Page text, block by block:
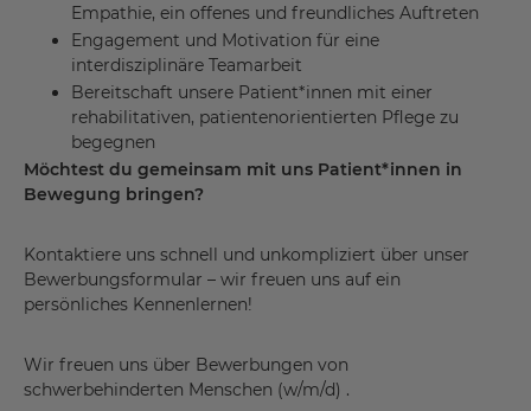
Empathie, ein offenes und freundliches Auftreten
Engagement und Motivation für eine
interdisziplinäre Teamarbeit
Bereitschaft unsere Patient*innen mit einer
rehabilitativen, patientenorientierten Pflege zu
begegnen
Möchtest du gemeinsam mit uns Patient*innen in
Bewegung bringen?
Kontaktiere uns schnell und unkompliziert über unser
Bewerbungsformular – wir freuen uns auf ein
persönliches Kennenlernen!
Wir freuen uns über Bewerbungen von
schwerbehinderten Menschen (w/m/d) .